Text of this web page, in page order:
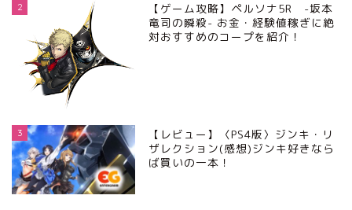
2
【ゲーム攻略】ペルソナ5R -坂本
竜司の瞬殺- お金・経験値稼ぎに絶
対おすすめのコープを紹介！
3
【レビュー】〈PS4版〉ジンキ・リ
ザレクション(感想)ジンキ好きなら
ば買いの一本！